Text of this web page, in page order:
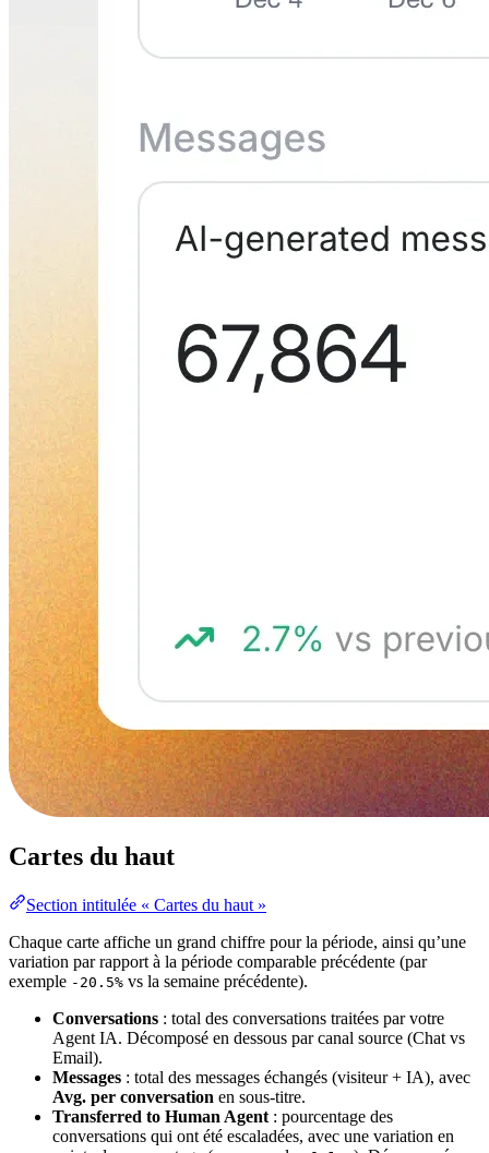
Cartes du haut
Section intitulée « Cartes du haut »
Chaque carte affiche un grand chiffre pour la période, ainsi qu’une
variation par rapport à la période comparable précédente (par
exemple -20.5% vs la semaine précédente).
Conversations : total des conversations traitées par votre
Agent IA. Décomposé en dessous par canal source (Chat vs
Email).
Messages : total des messages échangés (visiteur + IA), avec
Avg. per conversation en sous-titre.
Transferred to Human Agent : pourcentage des
conversations qui ont été escaladées, avec une variation en